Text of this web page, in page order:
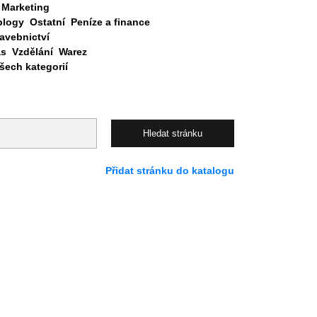
Marketing
Ostatní Peníze a finance
Vzdělání Warez
kategorií
Přidat stránku do katalogu